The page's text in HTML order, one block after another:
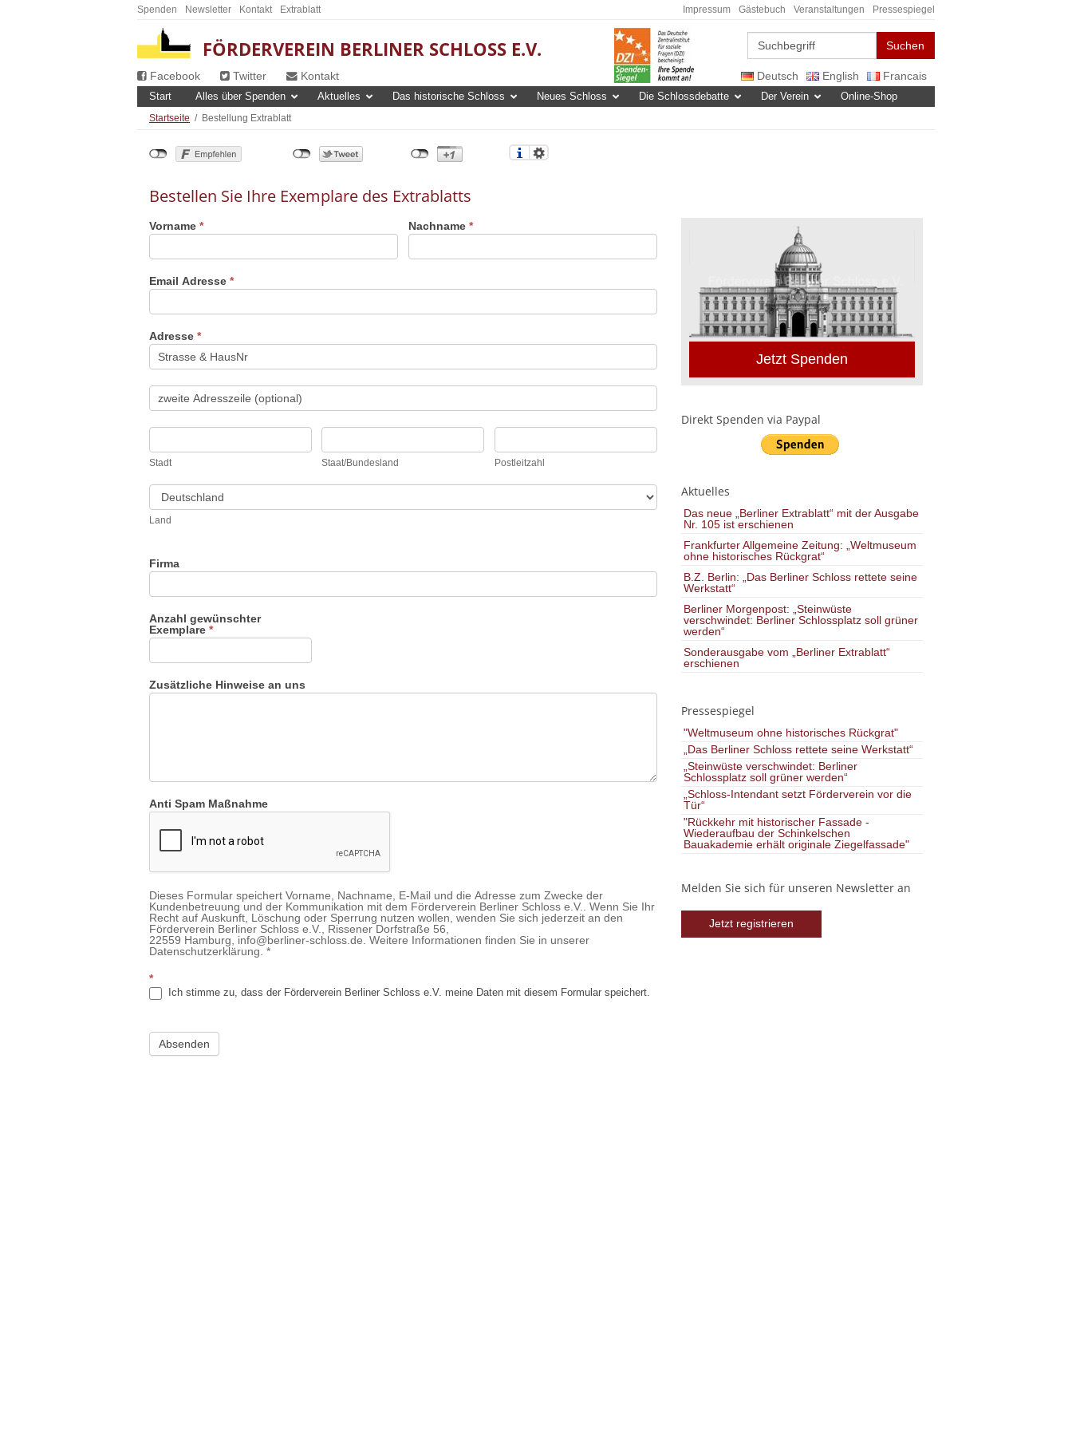
Spenden Newsletter Kontakt Extrablatt Impressum Gästebuch Veranstaltungen Pressespiegel
FÖRDERVEREIN BERLINER SCHLOSS E.V. Suchen
Facebook Twitter Kontakt Deutsch English
Francais
Start
Alles über Spenden Aktuelles Das historische Schloss Neues Schloss Die Schlossdebatte Der Verein Online-Shop
Startseite / Bestellung Extrablatt
Bestellen Sie Ihre Exemplare des Extrablatts
Vorname * Nachname *
Email Adresse *
Adresse *
Adresse
Adresse
Stadt
Stadt
Staat/Bundesland
Staat/Bundesland
Postleitzahl
Postleitzahl
Land
Land
Firma
Anzahl gewünschter
Exemplare *
Zusätzliche Hinweise an uns
Anti Spam Maßnahme
Dieses Formular speichert Vorname, Nachname, E-Mail und die Adresse zum Zwecke der
Kundenbetreuung und der Kommunikation mit dem Förderverein Berliner Schloss e.V.. Wenn Sie Ihr
Recht auf Auskunft, Löschung oder Sperrung nutzen wollen, wenden Sie sich jederzeit an den
Förderverein Berliner Schloss e.V., Rissener Dorfstraße 56,
22559 Hamburg, info@berliner-schloss.de. Weitere Informationen finden Sie in unserer
Datenschutzerklärung. *
*
Ich stimme zu, dass der Förderverein Berliner Schloss e.V. meine Daten mit diesem Formular speichert.
Jetzt Spenden
Direkt Spenden via Paypal
Aktuelles
Das neue „Berliner Extrablatt“ mit der Ausgabe
Nr. 105 ist erschienen
Frankfurter Allgemeine Zeitung: „Weltmuseum
ohne historisches Rückgrat“
B.Z. Berlin: „Das Berliner Schloss rettete seine
Werkstatt“
Berliner Morgenpost: „Steinwüste
verschwindet: Berliner Schlossplatz soll grüner
werden“
Sonderausgabe vom „Berliner Extrablatt“
erschienen
Pressespiegel
"Weltmuseum ohne historisches Rückgrat"
„Das Berliner Schloss rettete seine Werkstatt“
„Steinwüste verschwindet: Berliner
Schlossplatz soll grüner werden“
„Schloss-Intendant setzt Förderverein vor die
Tür“
"Rückkehr mit historischer Fassade -
Wiederaufbau der Schinkelschen
Bauakademie erhält originale Ziegelfassade"
Melden Sie sich für unseren Newsletter an
Jetzt registrieren